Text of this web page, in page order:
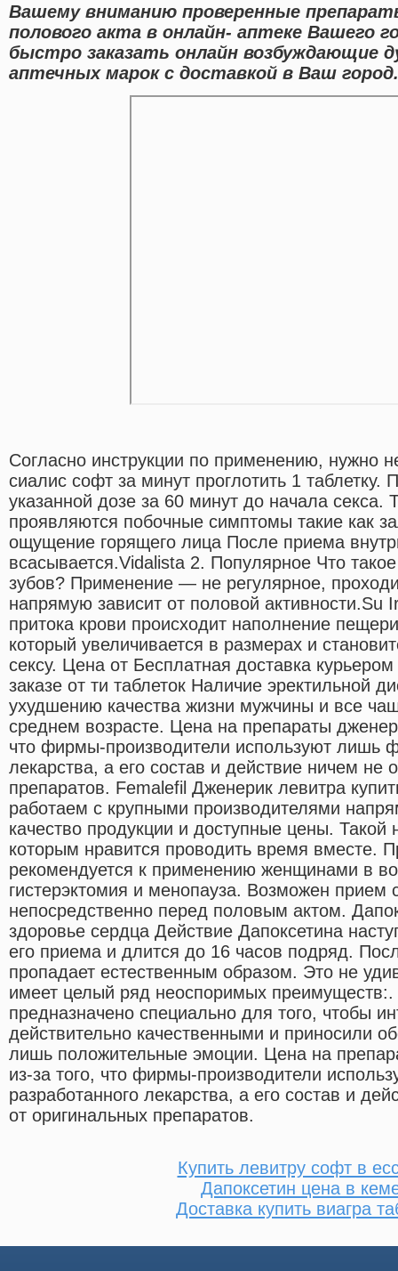
Вашему вниманию проверенные
полового акта в онлайн- аптеке Вашего
быстро заказать онлайн возбуждающие
аптечных марок с доставкой в Ваш город.
Согласно инструкции по применению, нужно
сиалис софт за минут проглотить 1 таблетку.
указанной дозе за 60 минут до начала секса.
проявляются побочные симптомы такие как
ощущение горящего лица После приема
всасывается.Vidalista 2. Популярное Что
зубов? Применение — не регулярное,
напрямую зависит от половой активности.Su
притока крови происходит наполнение
который увеличивается в размерах и
сексу. Цена от Бесплатная доставка
заказе от ти таблеток Наличие эректильной
ухудшению качества жизни мужчины и все
среднем возрасте. Цена на препараты
что фирмы-производители используют лишь
лекарства, а его состав и действие ничем не
препаратов. Femalefil Дженерик левитра
работаем с крупными производителями
качество продукции и доступные цены. Такой
которым нравится проводить время вместе.
рекомендуется к применению женщинами в
гистерэктомия и менопауза. Возможен прием
непосредственно перед половым актом.
здоровье сердца Действие Дапоксетина
его приема и длится до 16 часов подряд.
пропадает естественным образом. Это не
имеет целый ряд неоспоримых преимуществ:.
предназначено специально для того, чтобы
действительно качественными и приносили
лишь положительные эмоции. Цена на
из-за того, что фирмы-производители
разработанного лекарства, а его состав и
от оригинальных препаратов.
Купить левитру софт в
Дапоксетин цена в
Доставка купить виагра